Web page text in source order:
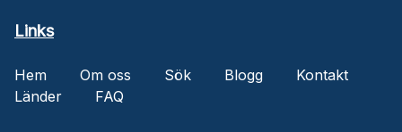
Links
Hem Om oss Sök Blogg
Kontakt
Länder
FAQ